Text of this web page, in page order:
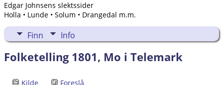
Edgar Johnsens slektssider
Holla • Lunde • Solum • Drangedal m.m.
Finn Info
Folketelling 1801, Mo i Telemark
Kilde Foreslå